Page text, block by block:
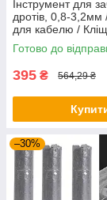
Інструмент для
дротів, 0,8-3,2мм
для кабелю /
зняття ізоляції
Готово до
395 ₴ 564,29 ₴
–30%